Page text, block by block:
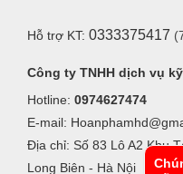
Hỗ trợ KT: 0333375417
Công ty TNHH dịch vụ
Hotline: 0974627474
E-mail:
Địa chỉ: Số 83 Lô A2 Khu
Long Biên - Hà Nội